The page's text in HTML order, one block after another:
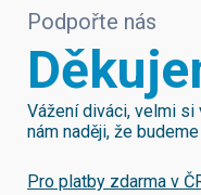
Podpořte nás
Vážení diváci, velmi
nám naději, že
Pro platby zdarma v